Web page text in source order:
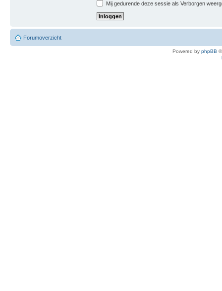
Mij gedurende deze sessie als Verborgen
Forumoverzicht
Powered by phpBB